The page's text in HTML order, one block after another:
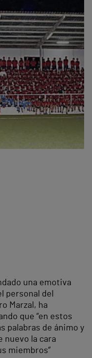
una emotiva
personal del
Marzal, ha
que “en estos
palabras de ánimo y
nuevo la cara
miembros”